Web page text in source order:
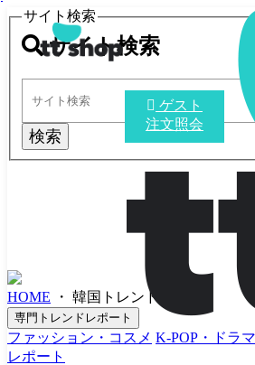
ゲスト
注文照会
サイト検索
サイト検索
検索
HOME ・ 韓国トレンド
専門トレンドレポート
ファッション・コスメ K-POP・ドラ
レポート